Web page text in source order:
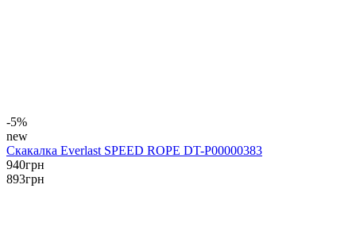
-5%
new
Скакалка Everlast SPEED ROPE DT-P00000383
940грн
893грн